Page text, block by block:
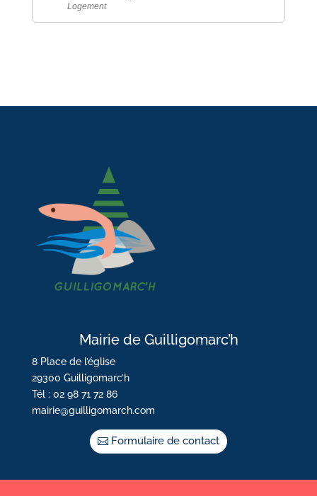
Logement
Mairie de Guilligomarc’h
8 Place de l’église
29300 Guilligomarc’h
Tél : 02 98 71 72 86
mairie@guilligomarch.com
Formulaire de contact